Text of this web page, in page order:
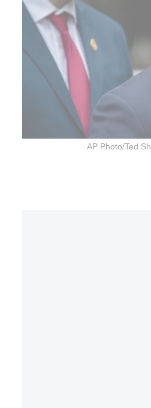
AP Photo/Ted